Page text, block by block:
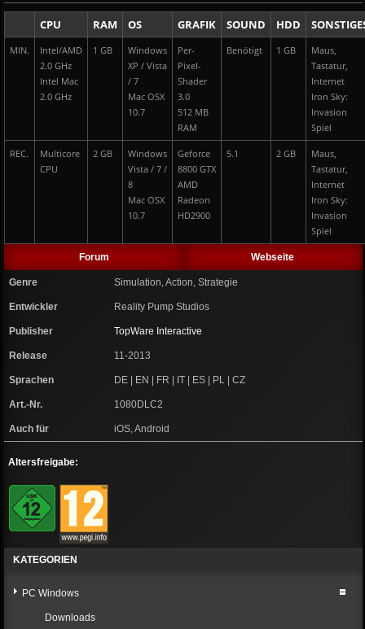
CPU RAM OS GRAFIK SOUND HDD
MIN.
Intel/AMD
2.0 GHz
Intel Mac
2.0 GHz
1 GB
Windows
XP / Vista
/ 7
Mac OSX
10.7
Per-
Pixel-
Shader
3.0
512 MB
RAM
Benötigt 1 GB
Maus,
Tastatur,
Internet
Iron Sky:
Invasion
Spiel
REC.
Multicore
CPU
2 GB
Windows
Vista / 7 /
8
Mac OSX
10.7
Geforce
8800 GTX
AMD
Radeon
HD2900
5.1 2 GB
Maus,
Tastatur,
Internet
Iron Sky:
Invasion
Spiel
Forum Webseite
Genre Simulation, Action, Strategie
Entwickler Reality Pump Studios
Publisher TopWare Interactive
Release 11-2013
Sprachen DE | EN | FR | IT | ES | PL | CZ
Art.-Nr. 1080DLC2
Auch für iOS, Android
Altersfreigabe:
KATEGORIEN
PC Windows
Downloads